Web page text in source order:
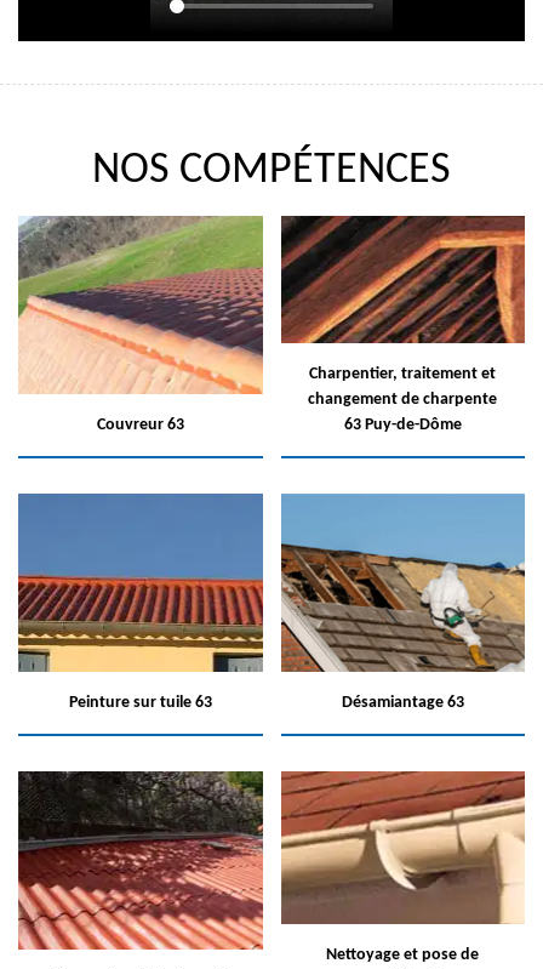
NOS COMPÉTENCES
Couvreur 63
Charpentier, traitement et
changement de charpente
63 Puy-de-Dôme
Peinture sur tuile 63 Désamiantage 63
Nettoyage et pose de